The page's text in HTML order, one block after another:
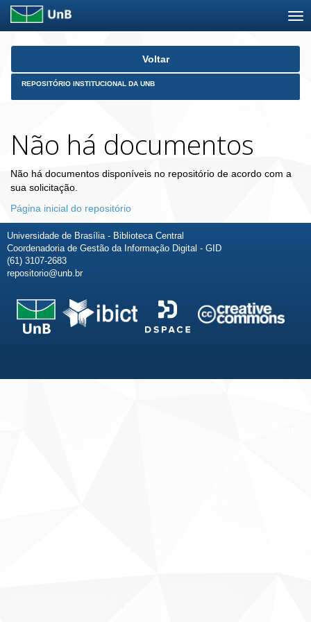
Skip
Voltar
REPOSITÓRIO INSTITUCIONAL DA UNB
Não há documentos
Não há documentos disponíveis no repositório de acordo com a
sua solicitação.
Página inicial do repositório
Universidade de Brasília - Biblioteca Central
Coordenadoria de Gestão da Informação Digital - GID
(61) 3107-2683
repositorio@unb.br